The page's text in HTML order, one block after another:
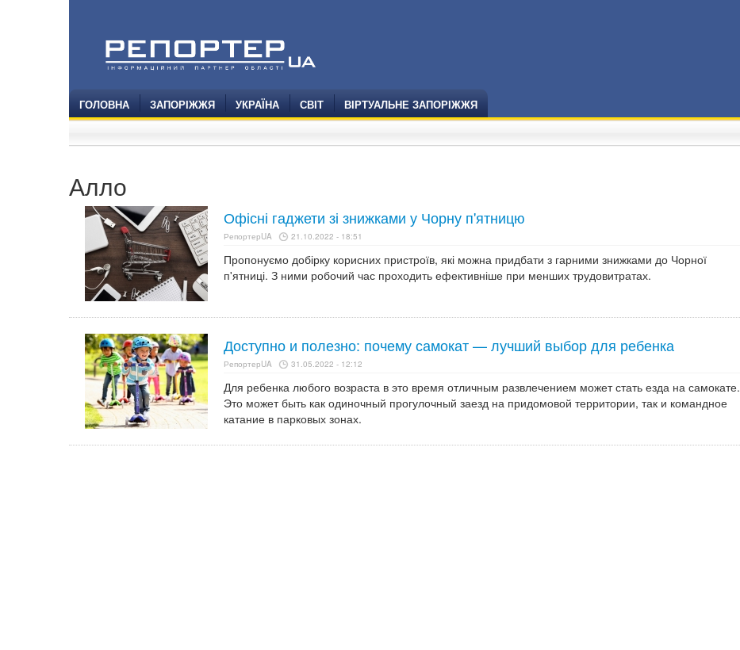
ГОЛОВНА ЗАПОРІЖЖЯ УКРАЇНА СВІТ ВІРТУАЛЬНЕ ЗАПОРІЖЖЯ
Алло
Офісні гаджети зі знижками у Чорну п'ятницю
РепортерUA 21.10.2022 - 18:51
Пропонуємо добірку корисних пристроїв, які можна придбати з гарними знижками до Чорної
п'ятниці. З ними робочий час проходить ефективніше при менших трудовитратах.
Доступно и полезно: почему самокат — лучший выбор для ребенка
РепортерUA 31.05.2022 - 12:12
Для ребенка любого возраста в это время отличным развлечением может стать езда на самокате.
Это может быть как одиночный прогулочный заезд на придомовой территории, так и командное
катание в парковых зонах.